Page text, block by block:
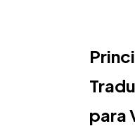
para